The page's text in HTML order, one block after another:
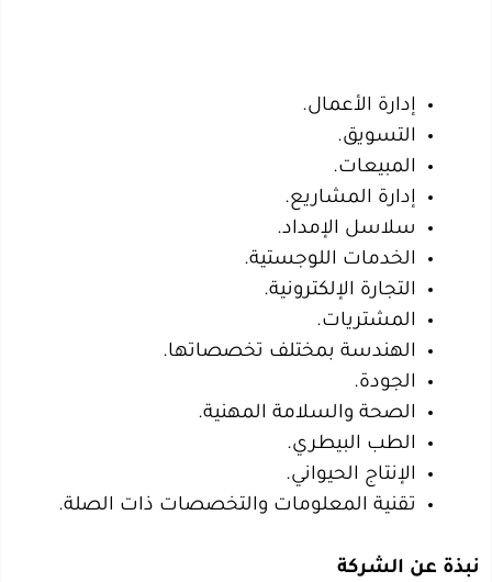
إدارة الأعمال.
التسويق.
المبيعات.
إدارة المشاريع.
سلاسل الإمداد.
الخدمات اللوجستية.
التجارة الإلكترونية.
المشتريات.
الهندسة بمختلف تخصصاتها.
الجودة.
الصحة والسلامة المهنية.
الطب البيطري.
الإنتاج الحيواني.
تقنية المعلومات والتخصصات ذات الصلة.
نبذة عن الشركة